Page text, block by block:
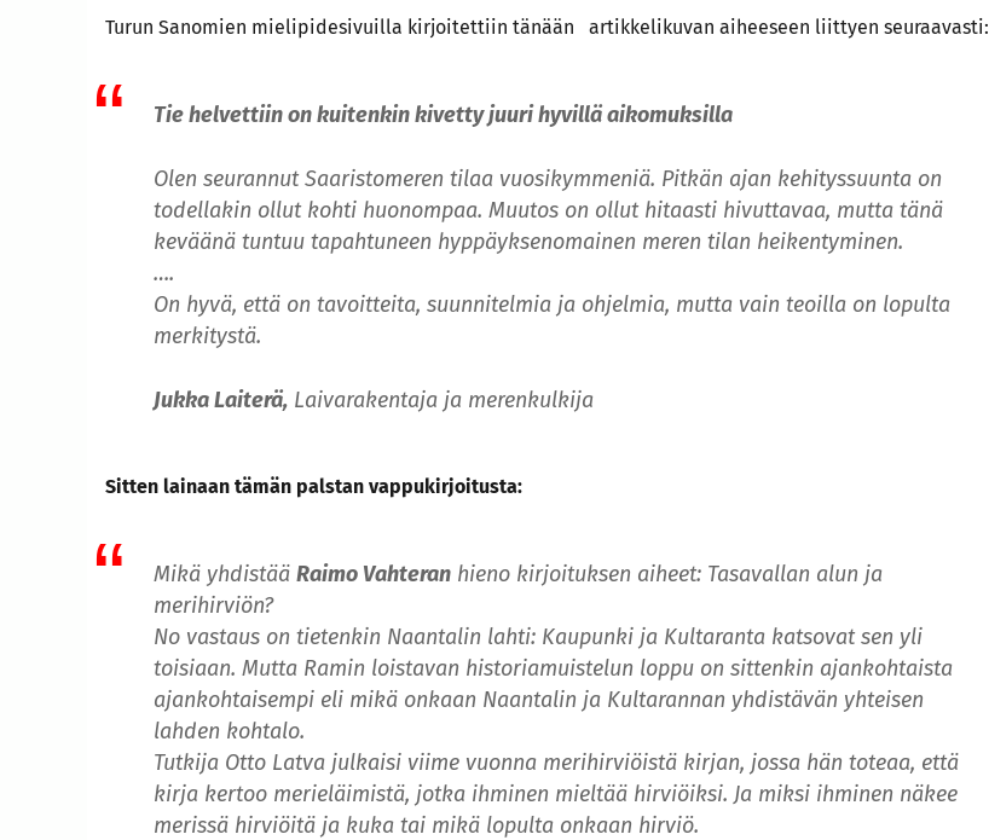
Turun Sanomien mielipidesivuilla kirjoitettiin tänään artikkelikuvan aiheeseen liittyen seuraavasti:
Tie helvettiin on kuitenkin kivetty juuri hyvillä aikomuksilla
Olen seurannut Saaristomeren tilaa vuosikymmeniä. Pitkän ajan kehityssuunta on
todellakin ollut kohti huonompaa. Muutos on ollut hitaasti hivuttavaa, mutta tänä
keväänä tuntuu tapahtuneen hyppäyksenomainen meren tilan heikentyminen.
….
On hyvä, että on tavoitteita, suunnitelmia ja ohjelmia, mutta vain teoilla on lopulta
merkitystä.
Jukka Laiterä, Laivarakentaja ja merenkulkija
Sitten lainaan tämän palstan vappukirjoitusta:
Mikä yhdistää Raimo Vahteran hieno kirjoituksen aiheet: Tasavallan alun ja
merihirviön?
No vastaus on tietenkin Naantalin lahti: Kaupunki ja Kultaranta katsovat sen yli
toisiaan. Mutta Ramin loistavan historiamuistelun loppu on sittenkin ajankohtaista
ajankohtaisempi eli mikä onkaan Naantalin ja Kultarannan yhdistävän yhteisen
lahden kohtalo.
Tutkija Otto Latva julkaisi viime vuonna merihirviöistä kirjan, jossa hän toteaa, että
kirja kertoo merieläimistä, jotka ihminen mieltää hirviöiksi. Ja miksi ihminen näkee
merissä hirviöitä ja kuka tai mikä lopulta onkaan hirviö.